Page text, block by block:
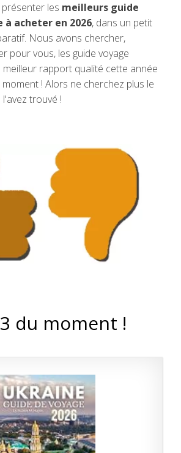
les meilleurs guide
acheter en 2026, dans un petit
Nous avons chercher,
pour vous, les guide voyage
rapport qualité cette année
! Alors ne cherchez plus le
trouvé !
du moment !